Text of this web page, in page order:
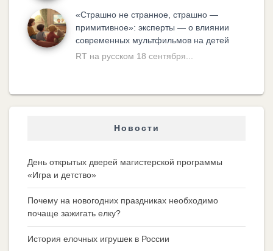
«Cтрашно не странное, страшно —
примитивное»: эксперты — о влиянии
современных мультфильмов на детей
RT на русском 18 сентября...
Новости
День открытых дверей магистерской программы
«Игра и детство»
Почему на новогодних праздниках необходимо
почаще зажигать елку?
История елочных игрушек в России